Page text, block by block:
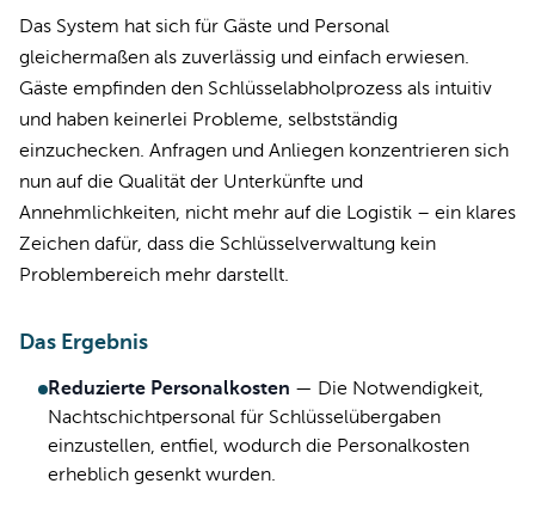
Das System hat sich für Gäste und Personal
gleichermaßen als zuverlässig und einfach erwiesen.
Gäste empfinden den Schlüsselabholprozess als intuitiv
und haben keinerlei Probleme, selbstständig
einzuchecken. Anfragen und Anliegen konzentrieren sich
nun auf die Qualität der Unterkünfte und
Annehmlichkeiten, nicht mehr auf die Logistik – ein klares
Zeichen dafür, dass die Schlüsselverwaltung kein
Problembereich mehr darstellt.
Das Ergebnis
Reduzierte Personalkosten — Die Notwendigkeit,
Nachtschichtpersonal für Schlüsselübergaben
einzustellen, entfiel, wodurch die Personalkosten
erheblich gesenkt wurden.